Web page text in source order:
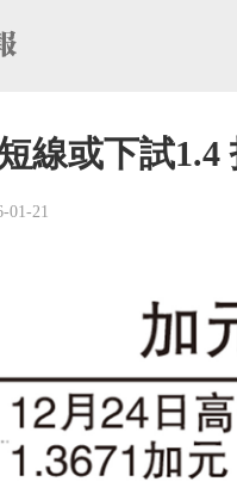
線或下試1.4
01-21